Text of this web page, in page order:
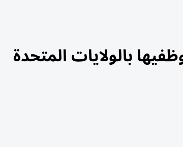
بالولايات المتحدة